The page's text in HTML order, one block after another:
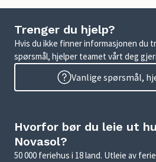
Trenger du hjelp?
Hvis du ikke finner informasjonen du
spørsmål, hjelper teamet vårt deg
Vanlige spørsmål,
Hvorfor bør du leie ut
Novasol?
50 000 feriehus i 18 land. Utleie av